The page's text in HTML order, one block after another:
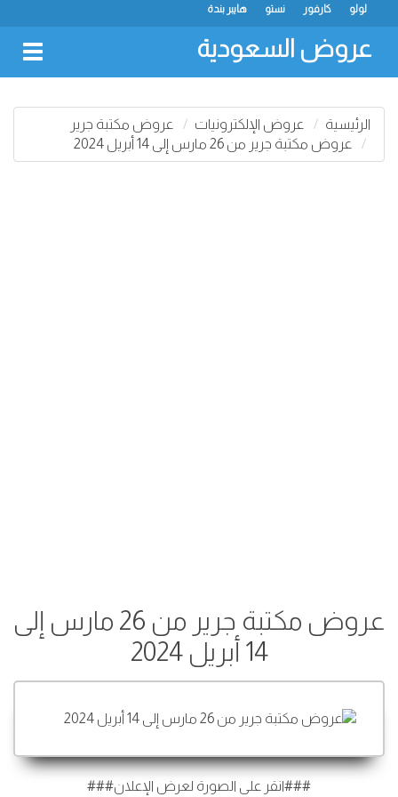
هايبر بندة نستو كارفور لولو
عروض السعودية
الرئيسية عروض الإلكترونيات
عروض مكتبة جرير
عروض مكتبة جرير من 26 مارس إلى 14 أبريل 2024
عروض مكتبة جرير من 26 مارس إلى
14 أبريل 2024
###انقر على الصورة لعرض الإعلان###